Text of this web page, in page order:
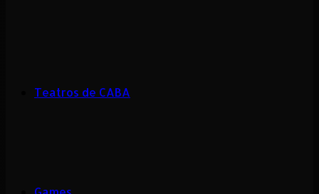
Teatros de CABA